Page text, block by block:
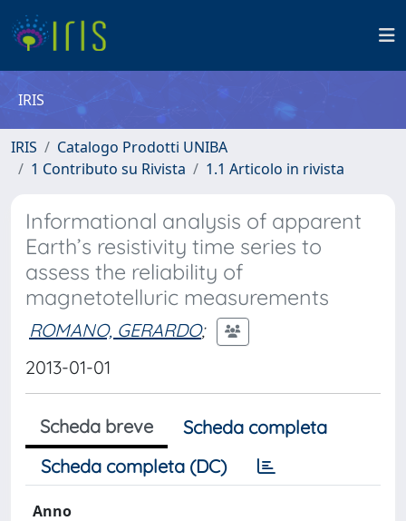
IRIS
IRIS
Catalogo Prodotti UNIBA
1 Contributo su Rivista
1.1 Articolo in rivista
Informational analysis of apparent
Earth’s resistivity time series to
assess the reliability of
magnetotelluric measurements
ROMANO, GERARDO;
2013-01-01
Scheda breve
Scheda completa
Scheda completa (DC)
Anno